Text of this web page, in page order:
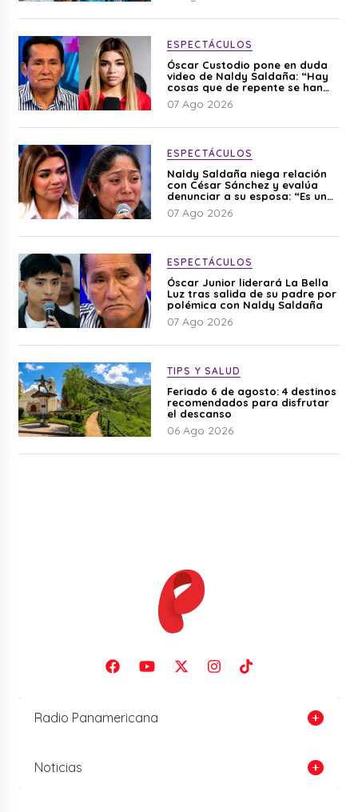
ESPECTÁCULOS
Óscar Custodio pone en duda
video de Naldy Saldaña: “Hay
cosas que de repente se han
editado”
07 Ago 2026
ESPECTÁCULOS
Naldy Saldaña niega relación
con César Sánchez y evalúa
denunciar a su esposa: “Es una
difamación”
07 Ago 2026
ESPECTÁCULOS
Óscar Junior liderará La Bella
Luz tras salida de su padre por
polémica con Naldy Saldaña
07 Ago 2026
TIPS Y SALUD
Feriado 6 de agosto: 4 destinos
recomendados para disfrutar
el descanso
06 Ago 2026
Radio Panamericana
Noticias